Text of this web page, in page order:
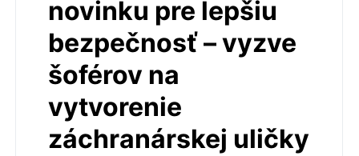
novinku pre lepšiu
bezpečnosť – vyzve
šoférov na
vytvorenie
záchranárskej uličky